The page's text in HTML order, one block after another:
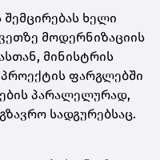
ხელი
მოდერნიზაციის
მინისტრის
პროექტის ფარგლებში
პარალელურად,
სადგურებსაც.